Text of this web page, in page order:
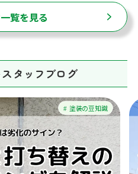
覧を見る
スタッフブログ
塗装の豆知識